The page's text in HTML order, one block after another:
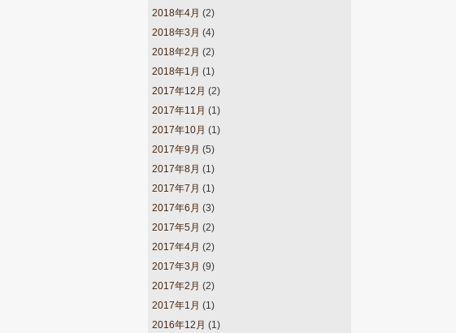
2018年4月 (2)
2018年3月 (4)
2018年2月 (2)
2018年1月 (1)
2017年12月 (2)
2017年11月 (1)
2017年10月 (1)
2017年9月 (5)
2017年8月 (1)
2017年7月 (1)
2017年6月 (3)
2017年5月 (2)
2017年4月 (2)
2017年3月 (9)
2017年2月 (2)
2017年1月 (1)
2016年12月 (1)